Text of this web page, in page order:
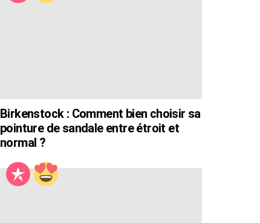
Birkenstock : Comment bien choisir sa
pointure de sandale entre étroit et
normal ?